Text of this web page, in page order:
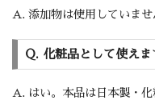
A. 添加物は使用していませ
Q. 化粧品として使えま
A. はい。本品は日本製・